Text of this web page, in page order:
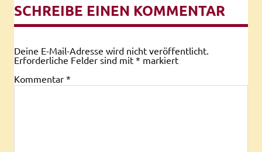
SCHREIBE EINEN KOMMENTAR
Deine E-Mail-Adresse wird nicht veröffentlicht.
Erforderliche Felder sind mit * markiert
Kommentar *